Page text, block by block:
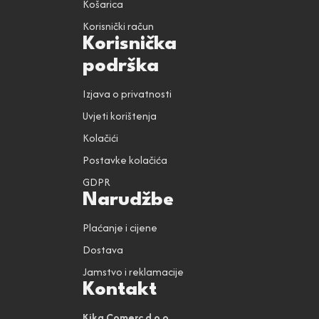
Košarica
Korisnički račun
Korisnička
podrška
Izjava o privatnosti
Uvjeti korištenja
Kolačići
Postavke kolačića
GDPR
Narudžbe
Plaćanje i cijene
Dostava
Jamstvo i reklamacije
Kontakt